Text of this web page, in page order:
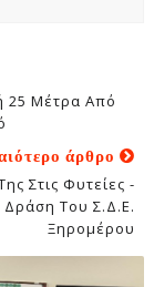
25 Μέτρα Από
άρθρο
Στις Φυτείες -
Δράση Του Σ.Δ.Ε.
Ξηρομέρου